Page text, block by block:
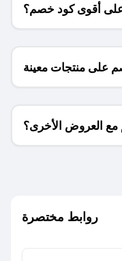
أقوى كود خصم؟
على منتجات معينة
فقط؟
العروض الأخرى؟
روابط مختصرة